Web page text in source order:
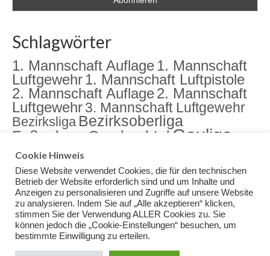
Schlagwörter
1. Mannschaft Auflage1. Mannschaft
Luftgewehr1. Mannschaft Luftpistole
2. Mannschaft Auflage2. Mannschaft
Luftgewehr3. Mannschaft Luftgewehr
Bezirksliga Bezirksoberliga
Fußenberg
Gambachtal Gauliga
Jugend Jugendarbeit
meister Meisterschaft Rama Dama Sektion
TrainingVeranstaltungen
Impressum Datenschutz
Cookie Hinweis
Diese Website verwendet Cookies, die für den technischen
Betrieb der Website erforderlich sind und um Inhalte und
Anzeigen zu personalisieren und Zugriffe auf unsere Website
zu analysieren. Indem Sie auf „Alle akzeptieren“ klicken,
stimmen Sie der Verwendung ALLER Cookies zu. Sie
können jedoch die „Cookie-Einstellungen“ besuchen, um
bestimmte Einwilligung zu erteilen.